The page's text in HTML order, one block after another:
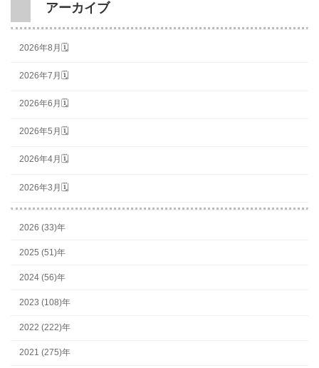
アーカイブ
2026年8月🗓
2026年7月🗓
2026年6月🗓
2026年5月🗓
2026年4月🗓
2026年3月🗓
2026 (33)年
2025 (51)年
2024 (56)年
2023 (108)年
2022 (222)年
2021 (275)年